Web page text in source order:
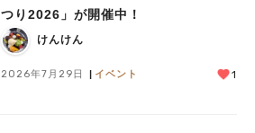
つり2026」が開催中！
けんけん
2026年7月29日 イベント 1